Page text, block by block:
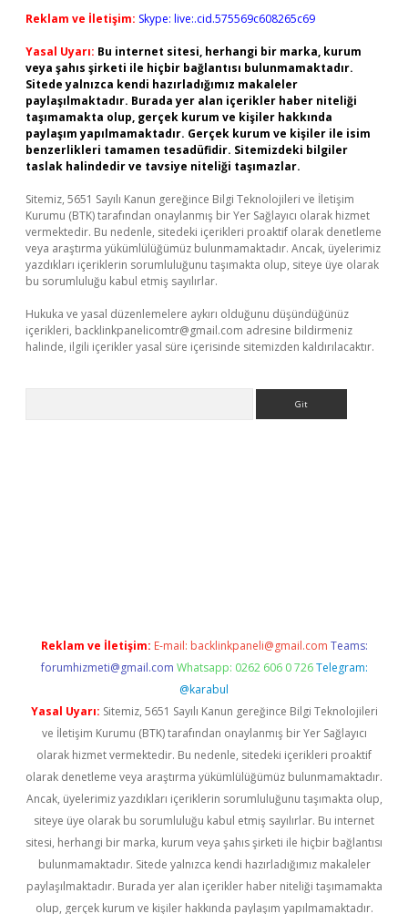
Reklam ve İletişim: Skype: live:.cid.575569c608265c69
Yasal Uyarı: Bu internet sitesi, herhangi bir marka, kurum
veya şahıs şirketi ile hiçbir bağlantısı bulunmamaktadır.
Sitede yalnızca kendi hazırladığımız makaleler
paylaşılmaktadır. Burada yer alan içerikler haber niteliği
taşımamakta olup, gerçek kurum ve kişiler hakkında
paylaşım yapılmamaktadır. Gerçek kurum ve kişiler ile isim
benzerlikleri tamamen tesadüfidir. Sitemizdeki bilgiler
taslak halindedir ve tavsiye niteliği taşımazlar.
Sitemiz, 5651 Sayılı Kanun gereğince Bilgi Teknolojileri ve İletişim
Kurumu (BTK) tarafından onaylanmış bir Yer Sağlayıcı olarak hizmet
vermektedir. Bu nedenle, sitedeki içerikleri proaktif olarak denetleme
veya araştırma yükümlülüğümüz bulunmamaktadır. Ancak, üyelerimiz
yazdıkları içeriklerin sorumluluğunu taşımakta olup, siteye üye olarak
bu sorumluluğu kabul etmiş sayılırlar.
Hukuka ve yasal düzenlemelere aykırı olduğunu düşündüğünüz
içerikleri, backlinkpanelicomtr@gmail.com adresine bildirmeniz
halinde, ilgili içerikler yasal süre içerisinde sitemizden kaldırılacaktır.
Reklam ve İletişim: E-mail: backlinkpaneli@gmail.com Teams:
forumhizmeti@gmail.com Whatsapp: 0262 606 0 726 Telegram:
@karabul
Yasal Uyarı: Sitemiz, 5651 Sayılı Kanun gereğince Bilgi Teknolojileri
ve İletişim Kurumu (BTK) tarafından onaylanmış bir Yer Sağlayıcı
olarak hizmet vermektedir. Bu nedenle, sitedeki içerikleri proaktif
olarak denetleme veya araştırma yükümlülüğümüz bulunmamaktadır.
Ancak, üyelerimiz yazdıkları içeriklerin sorumluluğunu taşımakta olup,
siteye üye olarak bu sorumluluğu kabul etmiş sayılırlar. Bu internet
sitesi, herhangi bir marka, kurum veya şahıs şirketi ile hiçbir bağlantısı
bulunmamaktadır. Sitede yalnızca kendi hazırladığımız makaleler
paylaşılmaktadır. Burada yer alan içerikler haber niteliği taşımamakta
olup, gerçek kurum ve kişiler hakkında paylaşım yapılmamaktadır.